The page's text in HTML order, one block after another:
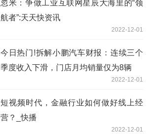
忽米：争做工业互联网星辰大海里的“领
航者”:天天快资讯
2022-12-01
今日热门!拆解小鹏汽车财报：连续三个
季度收入下滑，门店月均销量仅为8辆
2022-12-01
短视频时代，金融行业如何做好线上经
营？_快播
2022-12-01